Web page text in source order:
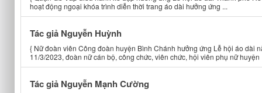
hoạt động ngoại khóa trình diễn thời trang áo dài hưởng ứng ...
Tác giả Nguyễn Huỳnh
{ Nữ đoàn viên Công đoàn huyện Bình Chánh hưởng ứng Lễ hội áo dài
11/3/2023, đoàn nữ cán bộ, công chức, viên chức, hội viên phụ nữ huyện
Tác giả Nguyễn Mạnh Cường